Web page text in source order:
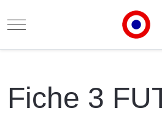
Mobile Menu Toggle
Fiche 3